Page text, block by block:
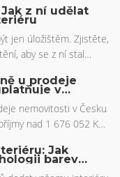
z ní udělat
jen úložištěm. Zjistěte,
aby se z ní stal
u prodeje
v
nemovitosti v Česku
nad 1 676 052 Kč
optimalizovat.
Jak
barev